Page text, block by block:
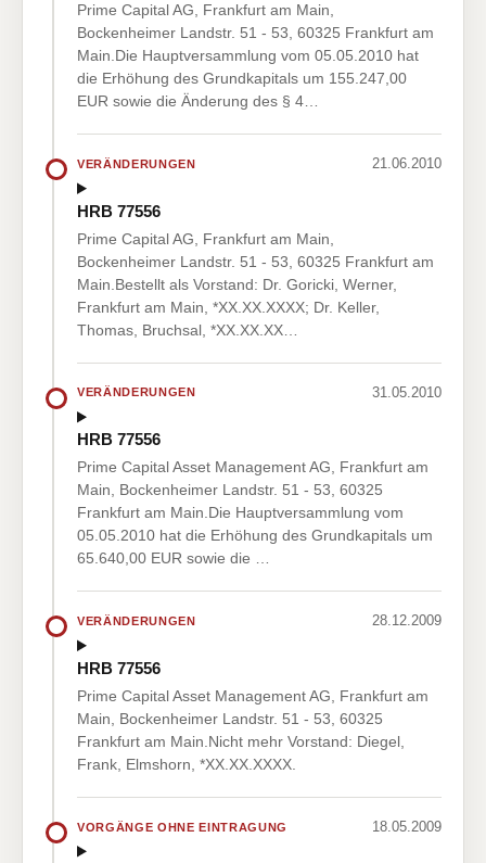
Prime Capital AG, Frankfurt am Main,
Bockenheimer Landstr. 51 - 53, 60325 Frankfurt am
Main.Die Hauptversammlung vom 05.05.2010 hat
die Erhöhung des Grundkapitals um 155.247,00
EUR sowie die Änderung des § 4…
VERÄNDERUNGEN 21.06.2010
HRB 77556
Prime Capital AG, Frankfurt am Main,
Bockenheimer Landstr. 51 - 53, 60325 Frankfurt am
Main.Bestellt als Vorstand: Dr. Goricki, Werner,
Frankfurt am Main, *XX.XX.XXXX; Dr. Keller,
Thomas, Bruchsal, *XX.XX.XX…
VERÄNDERUNGEN 31.05.2010
HRB 77556
Prime Capital Asset Management AG, Frankfurt am
Main, Bockenheimer Landstr. 51 - 53, 60325
Frankfurt am Main.Die Hauptversammlung vom
05.05.2010 hat die Erhöhung des Grundkapitals um
65.640,00 EUR sowie die …
VERÄNDERUNGEN 28.12.2009
HRB 77556
Prime Capital Asset Management AG, Frankfurt am
Main, Bockenheimer Landstr. 51 - 53, 60325
Frankfurt am Main.Nicht mehr Vorstand: Diegel,
Frank, Elmshorn, *XX.XX.XXXX.
VORGÄNGE OHNE EINTRAGUNG 18.05.2009